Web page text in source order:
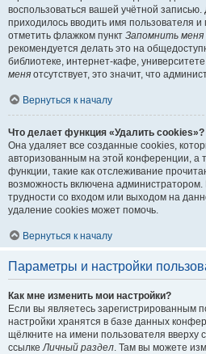
воспользоваться вашей учётной
приходилось вводить имя пользователя
отметить флажком пункт Запомнить меня
рекомендуется делать это на
библиотеке, интернет-кафе,
меня отсутствует, это значит, что
Вернуться к началу
Что делает функция «Удалить cookies»?
Она удаляет все созданные cookies,
авторизованным на этой конференции, а
функции, такие как отслеживание
возможность включена
трудности со входом или выходом на
удаление cookies может помочь.
Вернуться к началу
Параметры и настройки
Как мне изменить мои настройки?
Если вы являетесь зарегистрированным
настройки хранятся в базе данных
щёлкните на имени пользователя вверху
ссылкеЛичный раздел. Там вы можете